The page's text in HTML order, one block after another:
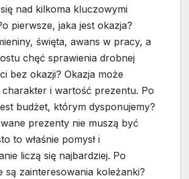
nad kilkoma kluczowymi
pierwsze, jaka jest okazja?
święta, awans w pracy, a
chęć sprawienia drobnej
bez okazji? Okazja może
charakter i wartość prezentu. Po
budżet, którym dysponujemy?
prezenty nie muszą być
to właśnie pomysł i
liczą się najbardziej. Po
są zainteresowania koleżanki?